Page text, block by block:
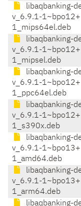
libaqbanking-
v_6.9.1-1~bpo12+
1_mips64el.deb
libaqbanking-
v_6.9.1-1~bpo12+
1_mipsel.deb
libaqbanking-
v_6.9.1-1~bpo12+
1_ppc64el.deb
libaqbanking-
v_6.9.1-1~bpo12+
1_s390x.deb
libaqbanking-
v_6.9.1-1~bpo13+
1_amd64.deb
libaqbanking-
v_6.9.1-1~bpo13+
1_arm64.deb
libaqbanking-